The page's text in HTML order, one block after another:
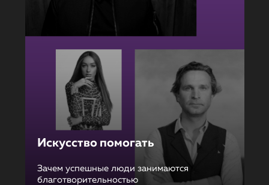
Искусство помогать
Зачем успешные люди занимаются
благотворительностью